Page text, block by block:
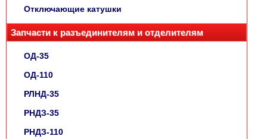
Отключающие катушки
Запчасти к разъединителям и отделителям
ОД-35
ОД-110
РЛНД-35
РНДЗ-35
РНДЗ-110